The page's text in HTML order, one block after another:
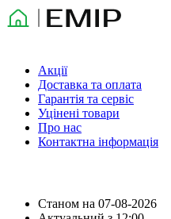
Акції
Доставка та оплата
Гарантія та сервіс
Уцінені товари
Про нас
Контактна інформація
Станом на 07-08-2026